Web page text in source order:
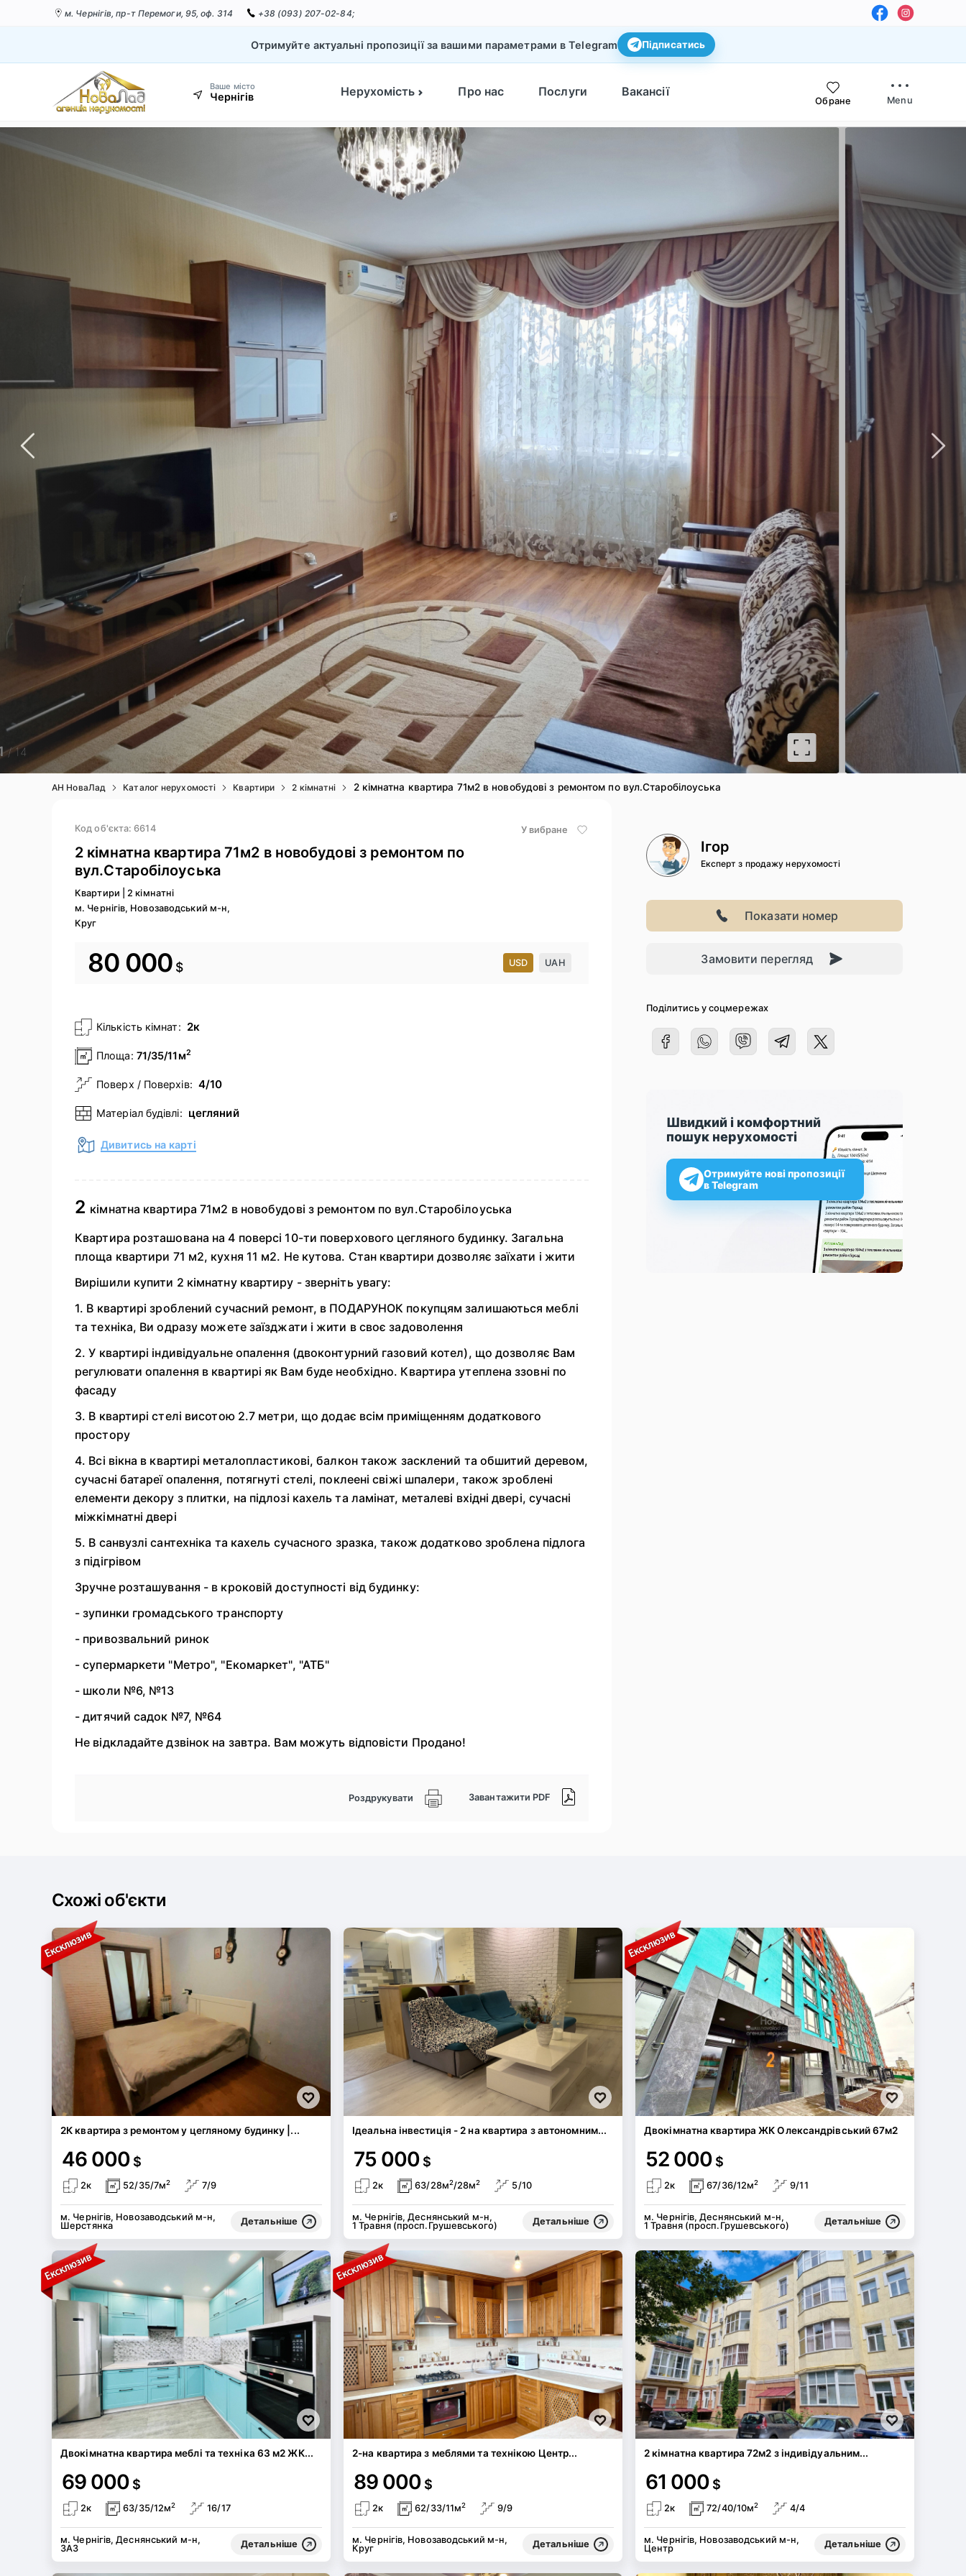
м. Чернігів, пр-т Перемоги, 95, оф. 314 +38 (093) 207-02-84;
Отримуйте актуальні пропозиції за вашими параметрами в Telegram Підписатись
Ваше місто
Чернігів Нерухомість Про нас Послуги Вакансії
Обране Menu
/ 14
АН НоваЛад Каталог нерухомості Квартири 2 кімнатні 2 кімнатна квартира 71м2 в новобудові з ремонтом по вул.Старобілоуська
Код об'єкта: 6614 У вибране
2 кімнатна квартира 71м2 в новобудові з ремонтом по
вул.Старобілоуська
Квартири
2 кімнатні
м. Чернігів, Новозаводський м-н,
Круг
80 000 $ USD UAH
Кількість кімнат: 2к
Площа: 71/35/11м2
Поверх / Поверхів: 4/10
Матеріал будівлі: цегляний
Дивитись на карті
2 кімнатна квартира 71м2 в новобудові з ремонтом по вул.Старобілоуська
Квартира розташована на 4 поверсі 10-ти поверхового цегляного будинку. Загальна
площа квартири 71 м2, кухня 11 м2. Не кутова. Стан квартири дозволяє заїхати і жити
Вирішили купити 2 кімнатну квартиру - зверніть увагу:
1. В квартирі зроблений сучасний ремонт, в ПОДАРУНОК покупцям залишаються меблі
та техніка, Ви одразу можете заїзджати і жити в своє задоволення
2. У квартирі індивідуальне опалення (двоконтурний газовий котел), що дозволяє Вам
регулювати опалення в квартирі як Вам буде необхідно. Квартира утеплена ззовні по
фасаду
3. В квартирі стелі висотою 2.7 метри, що додає всім приміщенням додаткового
простору
4. Всі вікна в квартирі металопластикові, балкон також засклений та обшитий деревом,
сучасні батареї опалення, потягнуті стелі, поклеені свіжі шпалери, також зроблені
елементи декору з плитки, на підлозі кахель та ламінат, металеві вхідні двері, сучасні
міжкімнатні двері
5. В санвузлі сантехніка та кахель сучасного зразка, також додатково зроблена підлога
з підігрівом
Зручне розташування - в кроковій доступності від будинку:
- зупинки громадського транспорту
- привозвальний ринок
- супермаркети "Метро", "Екомаркет", "АТБ"
- школи №6, №13
- дитячий садок №7, №64
Не відкладайте дзвінок на завтра. Вам можуть відповісти Продано!
Роздрукувати Завантажити PDF
Ігор
Експерт з продажу нерухомості
Показати номер
Замовити перегляд
Поділитись у соцмережах
Швидкий і комфортний
пошук нерухомості
Отримуйте нові пропозиції
в Telegram
Схожі об'єкти
2К квартира з ремонтом у цегляному будинку |...
46 000 $
2к 52/35/7м2 7/9
м. Чернігів, Новозаводський м-н,
Шерстянка
Детальніше
Ідеальна інвестиція - 2 на квартира з автономним...
75 000 $
2к 63/28м2/28м2 5/10
м. Чернігів, Деснянський м-н,
1 Травня (просп.Грушевського)
Детальніше
Двокімнатна квартира ЖК Олександрівський 67м2
52 000 $
2к 67/36/12м2 9/11
м. Чернігів, Деснянський м-н,
1 Травня (просп.Грушевського)
Детальніше
Двокімнатна квартира меблі та техніка 63 м2 ЖК...
69 000 $
2к 63/35/12м2 16/17
м. Чернігів, Деснянський м-н,
ЗАЗ
Детальніше
2-на квартира з меблями та технікою Центр...
89 000 $
2к 62/33/11м2 9/9
м. Чернігів, Новозаводський м-н,
Круг
Детальніше
2 кімнатна квартира 72м2 з індивідуальним...
61 000 $
2к 72/40/10м2 4/4
м. Чернігів, Новозаводський м-н,
Центр
Детальніше